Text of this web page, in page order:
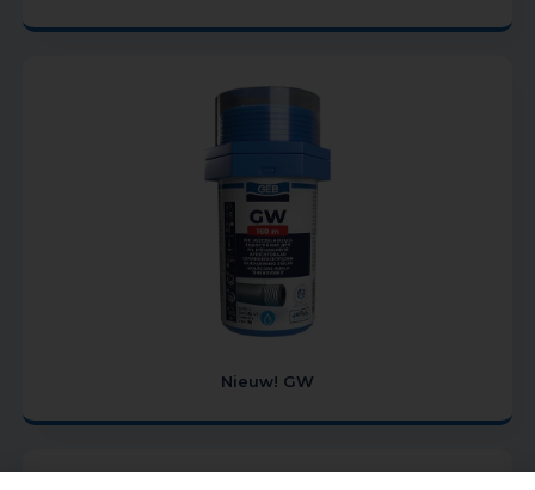
Nieuw! GW